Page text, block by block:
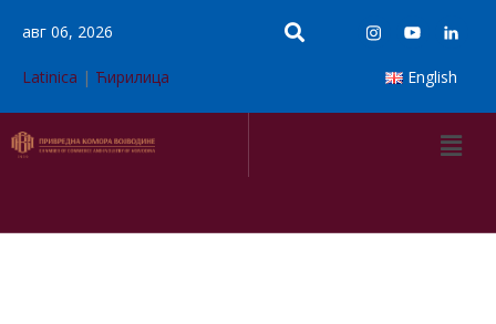
авг 06, 2026
Latinica | Ћирилица English